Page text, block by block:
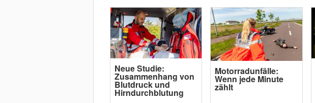
Neue Studie:
Zusammenhang von
Blutdruck und
Hirndurchblutung
Motorradunfälle:
Wenn jede Minute
zählt